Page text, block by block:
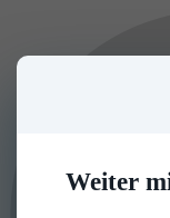
Weiter